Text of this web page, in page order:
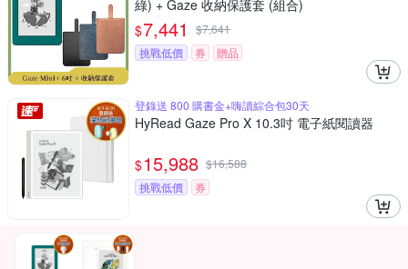
綠) + Gaze 收納保護套 (組合)
$7,441 $7,641
挑戰低價
券 贈品
登錄送 800 購書金+嗨讀綜合包30天
HyRead Gaze Pro X 10.3吋 電子紙閱讀器
$15,988 $16,588
挑戰低價
券